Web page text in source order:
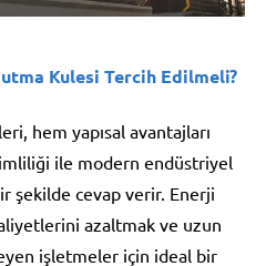
Kulesi Tercih Edilmeli?
hem yapısal avantajları
ile modern endüstriyel
şekilde cevap verir. Enerji
azaltmak ve uzun
işletmeler için ideal bir